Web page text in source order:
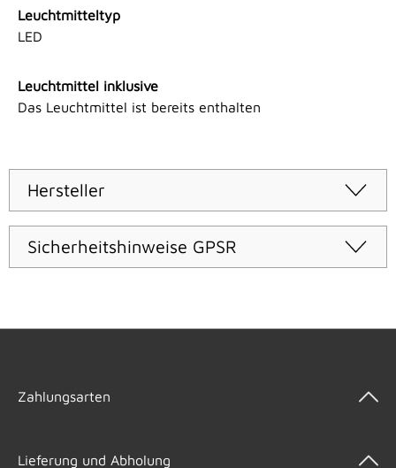
Leuchtmitteltyp
LED
Leuchtmittel inklusive
Das Leuchtmittel ist bereits enthalten
Hersteller
Sicherheitshinweise GPSR
Zahlungsarten
Lieferung und Abholung